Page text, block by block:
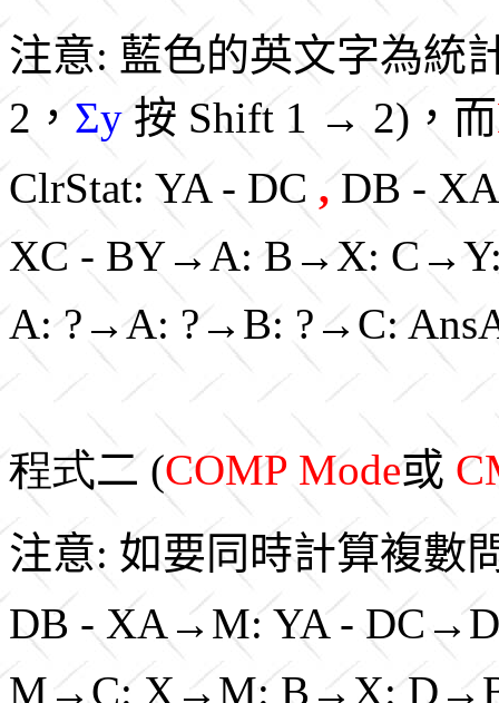
注意: 藍色的英文字為統
2， Σy 按 Shift 1 → 2)，而
ClrStat: YA - DC ,DB -
XC - BY→A: B→X:
A: ?→A: ?→B: ?→C:
程式二 (COMP Mode或
注意: 如要同時計算複數
DB - XA→M: YA -
M→C: X→M: B→X: